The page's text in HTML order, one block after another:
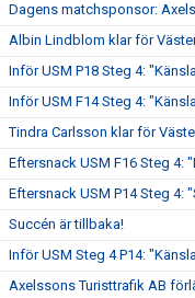
Dagens matchsponsor:
Albin Lindblom klar för
Inför USM P18 Steg 4:
Inför USM F14 Steg 4:
Tindra Carlsson klar för
Eftersnack USM F16 Steg 4:
Eftersnack USM P14 Steg 4:
Succén är tillbaka!
Inför USM Steg 4 P14:
Axelssons Turisttrafik AB